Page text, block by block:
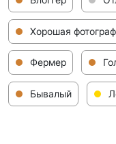
Хорошая
Фермер
Бывалый